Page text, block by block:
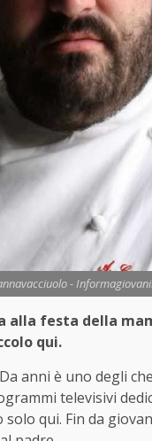
-
alla festa della
qui.
anni è uno degli
televisivi
qui. Fin da